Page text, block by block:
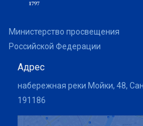
Министерство просвещения
Российской Федерации
Адрес
набережная реки Мойки, 48,
191186